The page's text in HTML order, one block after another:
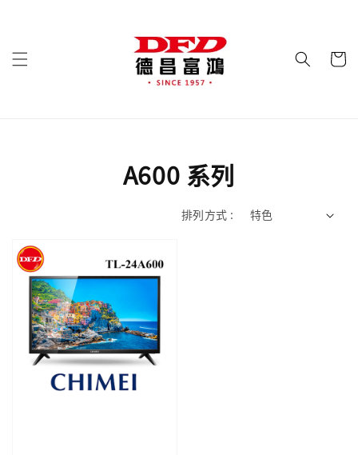
A600 系列
排列方式 :